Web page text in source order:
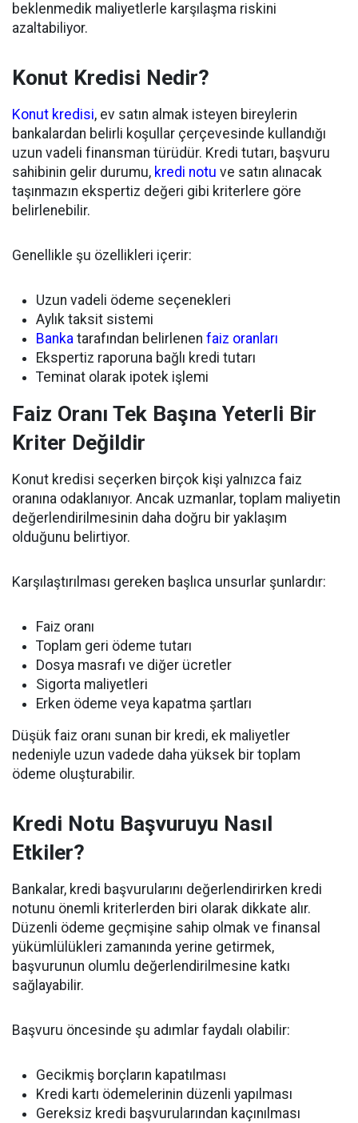
beklenmedik maliyetlerle karşılaşma riskini
azaltabiliyor.
Konut Kredisi Nedir?
Konut kredisi, ev satın almak isteyen bireylerin
bankalardan belirli koşullar çerçevesinde kullandığı
uzun vadeli finansman türüdür. Kredi tutarı, başvuru
sahibinin gelir durumu, kredi notu ve satın alınacak
taşınmazın ekspertiz değeri gibi kriterlere göre
belirlenebilir.
Genellikle şu özellikleri içerir:
Uzun vadeli ödeme seçenekleri
Aylık taksit sistemi
Banka tarafından belirlenen faiz oranları
Ekspertiz raporuna bağlı kredi tutarı
Teminat olarak ipotek işlemi
Faiz Oranı Tek Başına Yeterli Bir
Kriter Değildir
Konut kredisi seçerken birçok kişi yalnızca faiz
oranına odaklanıyor. Ancak uzmanlar, toplam maliyetin
değerlendirilmesinin daha doğru bir yaklaşım
olduğunu belirtiyor.
Karşılaştırılması gereken başlıca unsurlar şunlardır:
Faiz oranı
Toplam geri ödeme tutarı
Dosya masrafı ve diğer ücretler
Sigorta maliyetleri
Erken ödeme veya kapatma şartları
Düşük faiz oranı sunan bir kredi, ek maliyetler
nedeniyle uzun vadede daha yüksek bir toplam
ödeme oluşturabilir.
Kredi Notu Başvuruyu Nasıl
Etkiler?
Bankalar, kredi başvurularını değerlendirirken kredi
notunu önemli kriterlerden biri olarak dikkate alır.
Düzenli ödeme geçmişine sahip olmak ve finansal
yükümlülükleri zamanında yerine getirmek,
başvurunun olumlu değerlendirilmesine katkı
sağlayabilir.
Başvuru öncesinde şu adımlar faydalı olabilir:
Gecikmiş borçların kapatılması
Kredi kartı ödemelerinin düzenli yapılması
Gereksiz kredi başvurularından kaçınılması